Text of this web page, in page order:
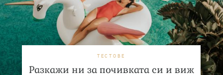
ТЕСТОВЕ
Разкажи ни за почивката си и виж